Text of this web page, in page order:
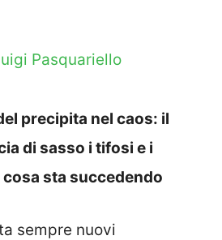
Pasquariello
precipita nel caos: il
di sasso i tifosi e i
sta succedendo
sempre nuovi